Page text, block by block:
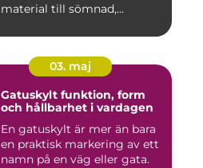
material till sömnad,
03. maj
Gatuskylt funktion, form
och hållbarhet i vardagen
En gatuskylt är mer än bara
en praktisk markering av ett
namn på en väg eller gata.